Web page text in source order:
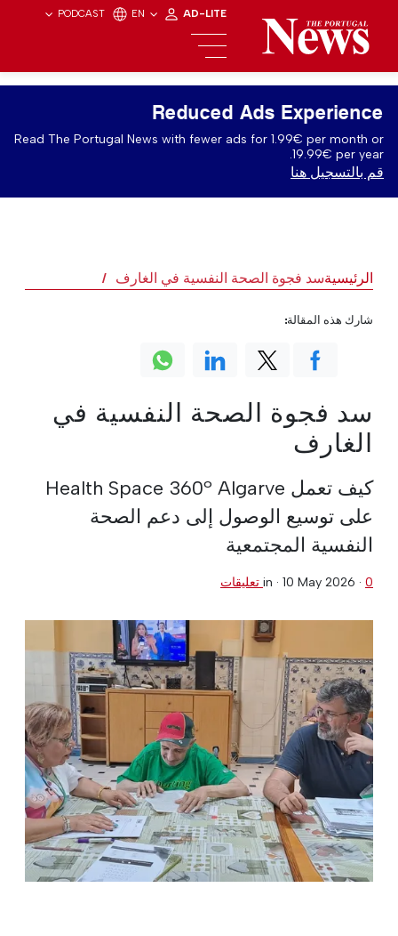
PODCAST EN AD-LITE
Reduced Ads Experience
Read The Portugal News with fewer ads for 1.99€ per month or
19.99€ per year.
قم بالتسجيل هنا
الرئيسيةسد فجوة الصحة النفسية في الغارف
سد فجوة الصحة النفسية في
الغارف
كيف تعمل Health Space 360º Algarve
على توسيع الوصول إلى دعم الصحة
النفسية المجتمعية
in · 10 May 2026 · 0 تعليقات
شارك هذه المقالة: